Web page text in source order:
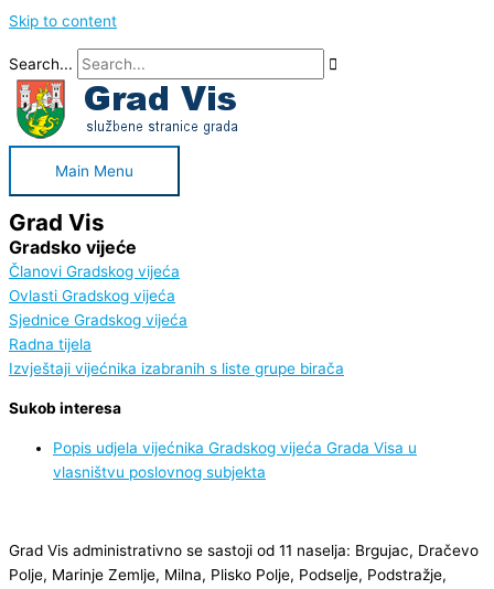
Skip to content
Search...
Main Menu
Grad Vis
Gradsko vijeće
Članovi Gradskog vijeća
Ovlasti Gradskog vijeća
Sjednice Gradskog vijeća
Radna tijela
Izvještaji vijećnika izabranih s liste grupe birača
Sukob interesa
Popis udjela vijećnika Gradskog vijeća Grada Visa u
vlasništvu poslovnog subjekta
Grad Vis administrativno se sastoji od 11 naselja: Brgujac, Dračevo
Polje, Marinje Zemlje, Milna, Plisko Polje, Podselje, Podstražje,